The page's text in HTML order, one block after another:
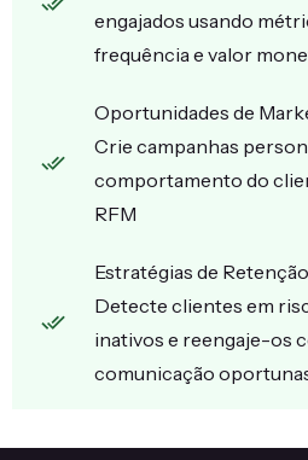
engajados usando
frequência e valor
Oportunidades de
Crie campanhas
comportamento do
RFM
Estratégias de
Detecte clientes em
inativos e reengaje-os
comunicação